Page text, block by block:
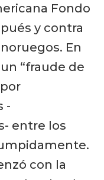
Fondo
y contra
En
“fraude de
-
entre los
con la